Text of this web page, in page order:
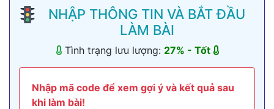
NHẬP THÔNG TIN VÀ BẮT ĐẦU
LÀM BÀI
Tình trạng lưu lượng: 27% - Tốt
Nhập mã code để xem gợi ý và kết quả sau
khi làm bài!